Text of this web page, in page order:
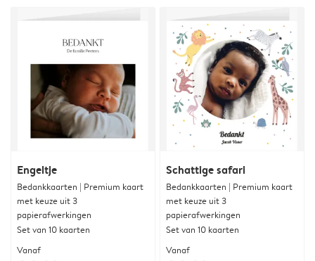
Engeltje
Bedankkaarten | Premium kaart
met keuze uit 3
papierafwerkingen
Set van 10 kaarten
Vanaf
Schattige safari
Bedankkaarten | Premium kaart
met keuze uit 3
papierafwerkingen
Set van 10 kaarten
Vanaf